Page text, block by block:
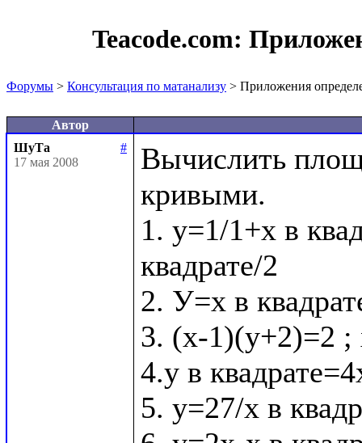
Teacode.com:
Форумы > Консультация по матанализу > Приложения
Автор
ШуТа
#
17 мая 2008
Вычислить
кривыми.
1. у=1/1+х в
квадрате/2
2. У=х в
3. (х-1)(у+2)=2 ;
4.у в
5. у=27/х в